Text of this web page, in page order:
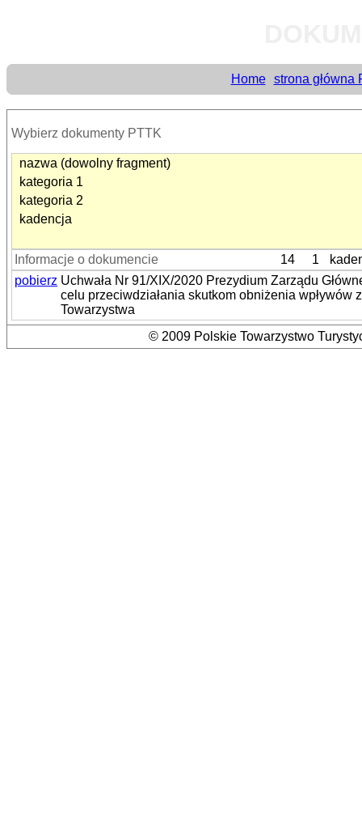
Home strona główna
Wybierz dokumenty PTTK
nazwa (dowolny fragment)
kategoria 1
kategoria 2
kadencja
Informacje o dokumencie 14 1
pobierz Uchwała Nr 91/XIX/2020 Prezydium Zarządu
celu przeciwdziałania skutkom obniżenia wpływów
Towarzystwa
© 2009 Polskie Towarzystwo